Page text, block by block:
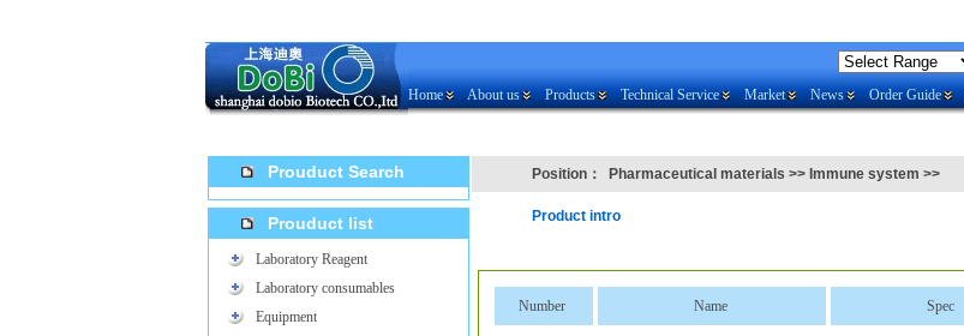
Home About us Products Technical Service Market News Order Guide
Prouduct Search
Prouduct list
Laboratory Reagent
Laboratory consumables
Equipment
Position： Pharmaceutical materials >> Immune system >>
Product intro
Number Name Spec